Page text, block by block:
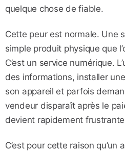
quelque chose de fiable.
Cette peur est normale. Une
simple produit physique que
C’est un service numérique.
des informations, installer
son appareil et parfois
vendeur disparaît après le
devient rapidement
C’est pour cette raison qu’un